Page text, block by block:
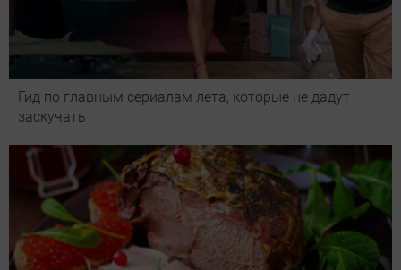
Гид по главным сериалам лета, которые не дадут
заскучать